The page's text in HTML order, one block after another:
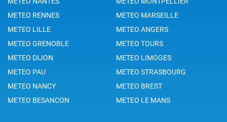
METEO RENNES
METEO MARSEILLE
METEO LILLE
METEO ANGERS
METEO GRENOBLE
METEO TOURS
METEO DIJON
METEO LIMOGES
METEO PAU
METEO STRASBOURG
METEO NANCY
METEO BREST
METEO BESANCON
METEO LE MANS